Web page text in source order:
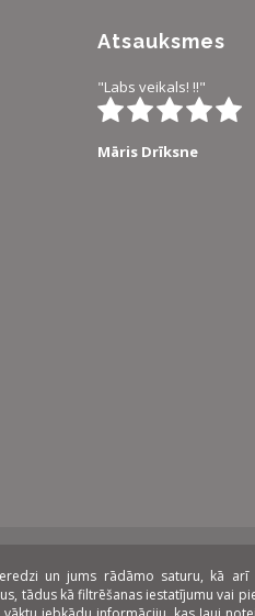
un jums rādāmo saturu, kā
tādus kā filtrēšanas iestatījumu vai
Atsauksmes
"Labs veikals! !!"
Māris Drīksne